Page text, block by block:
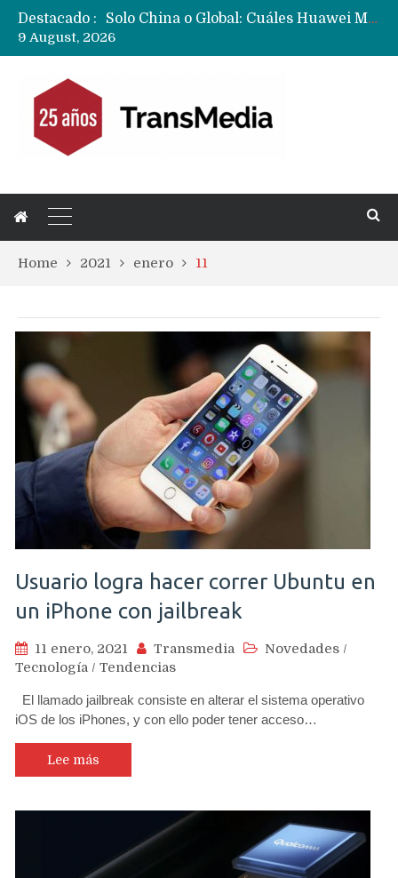
Destacado :
Data Centers de Huawei en Chile, México, Brasil,Perú y Argentina podrían verse afectados por arremetida de EE.UU
9 August, 2026
Home 2021 enero 11
Usuario logra hacer correr Ubuntu en
un iPhone con jailbreak
11 enero, 2021 Transmedia Novedades /
Tecnología / Tendencias
El llamado jailbreak consiste en alterar el sistema operativo
iOS de los iPhones, y con ello poder tener acceso…
Lee más